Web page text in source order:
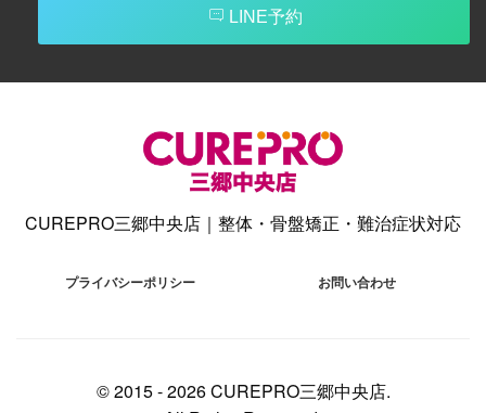
LINE予約
CUREPRO三郷中央店｜整体・骨盤矯正・難治症状対応
プライバシーポリシー お問い合わせ
© 2015 -2026 CUREPRO三郷中央店.